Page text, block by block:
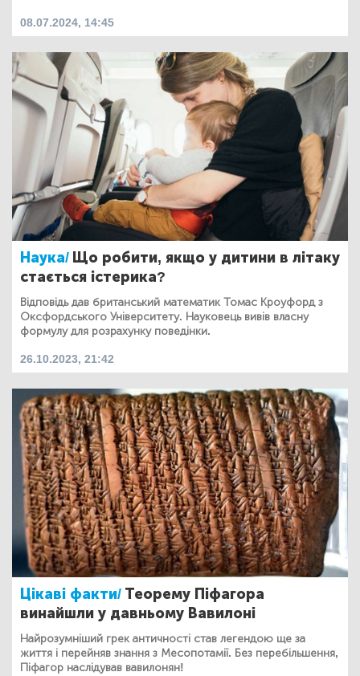
08.07.2024, 14:45
Наука/ Що робити, якщо у дитини в літаку
стається істерика?
Відповідь дав британський математик Томас Кроуфорд з
Оксфордського Університету. Науковець вивів власну
формулу для розрахунку поведінки.
26.10.2023, 21:42
Цікаві факти/ Теорему Піфагора
винайшли у давньому Вавилоні
Найрозумніший грек античності став легендою ще за
життя і перейняв знання з Месопотамії. Без перебільшення,
Піфагор наслідував вавилонян!